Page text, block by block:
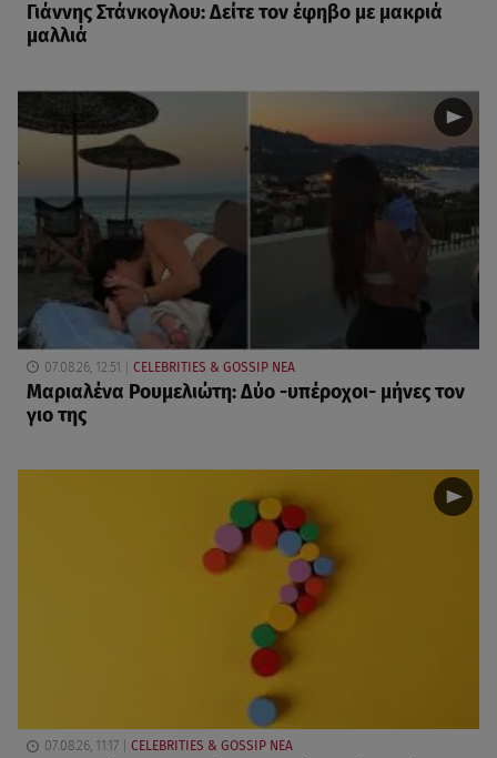
Γιάννης Στάνκογλου: Δείτε τον έφηβο με μακριά
μαλλιά
07.08.26, 12:51 CELEBRITIES & GOSSIP ΝΕΑ
Μαριαλένα Ρουμελιώτη: Δύο -υπέροχοι- μήνες τον
γιο της
07.08.26, 11:17 CELEBRITIES & GOSSIP ΝΕΑ